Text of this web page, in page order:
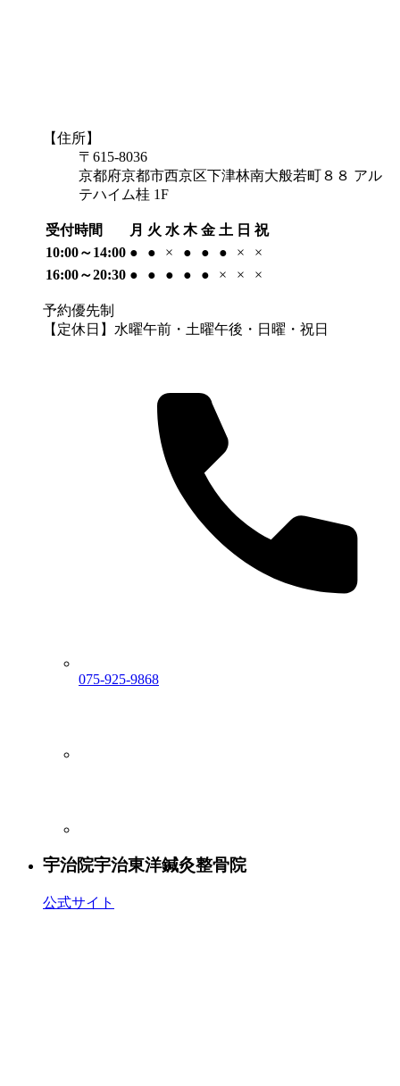
【住所】
〒615-8036
京都府京都市西京区下津林南大般若町８８ アル
テハイム桂 1F
受付時間 月 火 水 木 金 土 日 祝
10:00～14:00 ● ● × ● ● ● ×
×
16:00～20:30 ● ● ● ● ● × × ×
予約優先制
【定休日】水曜午前・土曜午後・日曜・祝日
075-925-9868
宇治院宇治東洋鍼灸整骨院
公式サイト